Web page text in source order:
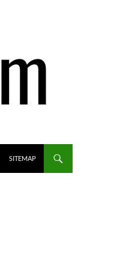
SITEMAP